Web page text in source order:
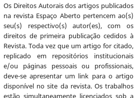
Os Direitos Autorais dos artigos publicados
na revista Espaço Aberto pertencem ao(s)
seu(s) respectivo(s) autor(es), com os
direitos de primeira publicação cedidos à
Revista. Toda vez que um artigo for citado,
replicado em repositórios institucionais
e/ou páginas pessoais ou profissionais,
deve-se apresentar um link para o artigo
disponível no site da revista. Os trabalhos
estão simultaneamente licenciados sob a